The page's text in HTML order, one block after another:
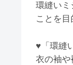
環縫いミ
ことを目
♥「環縫
衣の袖や